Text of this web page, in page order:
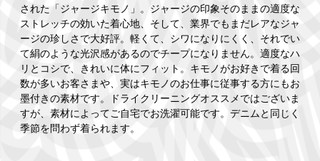
された「ジャージキモノ」。ジャージの印象そのままの適度な
ストレッチの効いた着心地、そして、業界でもまだレアなジャ
ージの珍しさで大好評。軽くて、シワになりにくく、それでい
て絹のような光沢感があるのでチープになりません。適度なハ
リとコシで、きれいに体にフィット。キモノがお好きで着る回
数が多いお客さまや、実はキモノのお仕事に従事する方にもお
墨付きの素材です。ドライクリーニングオススメではございま
すが、素材によってご自宅でお洗濯可能です。デニムと同じく
季節を問わず着られます。